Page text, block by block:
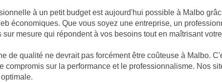
à un petit budget est aujourd'hui possible à Malbo
économiques. Que vous soyez une entreprise, un
mesure qui répondent à vos besoins tout en maîtrisant
de qualité ne devrait pas forcément être coûteuse à Malbo.
compromis sur la performance et le professionnalisme. Nos